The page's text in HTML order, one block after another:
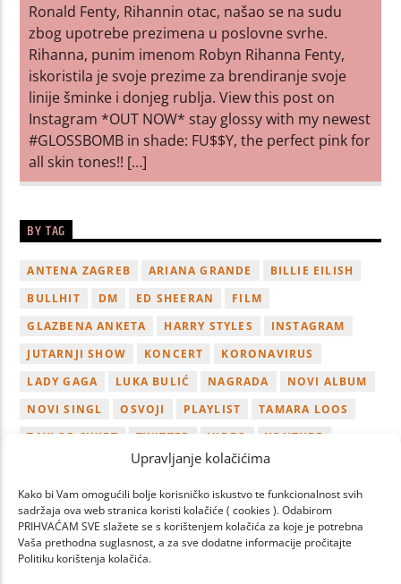
Upravljanje kolačićima
Kako bi Vam omogućili bolje korisničko iskustvo te funkcionalnost svih
sadržaja ova web stranica koristi kolačiće ( cookies ). Odabirom
PRIHVAĆAM SVE slažete se s korištenjem kolačića za koje je potrebna
Vaša prethodna suglasnost, a za sve dodatne informacije pročitajte
Politiku korištenja kolačića.
Ronald Fenty, Rihannin otac, našao se na sudu
zbog upotrebe prezimena u poslovne svrhe.
Rihanna, punim imenom Robyn Rihanna Fenty,
iskoristila je svoje prezime za brendiranje svoje
linije šminke i donjeg rublja. View this post on
Instagram *OUT NOW* stay glossy with my newest
#GLOSSBOMB in shade: FU$$Y, the perfect pink for
all skin tones!! […]
BY TAG
ANTENA ZAGREB ARIANA GRANDE
BILLIE EILISH
BULLHIT
DM ED SHEERAN
FILM
GLAZBENA ANKETA
HARRY STYLES
INSTAGRAM
JUTARNJI SHOW
KONCERT
KORONAVIRUS
LADY GAGA
LUKA BULIĆ NAGRADA
NOVI ALBUM
NOVI SINGL
OSVOJI PLAYLIST
TAMARA LOOS
TAYLOR SWIFT
TWITTER VIDEO
YOUTUBE